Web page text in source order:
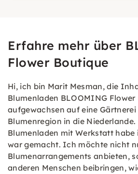
Erfahre mehr über
Flower Boutique
Hi, ich bin Marit Mesman, die
Blumenladen BLOOMING
aufgewachsen auf eine Gärtnerei
Blumenregion in die Niederlande.
Blumenladen mit Werkstatt habe
war gemacht. Ich möchte nicht
Blumenarrangements anbieten,
anderen Menschen beibringen,